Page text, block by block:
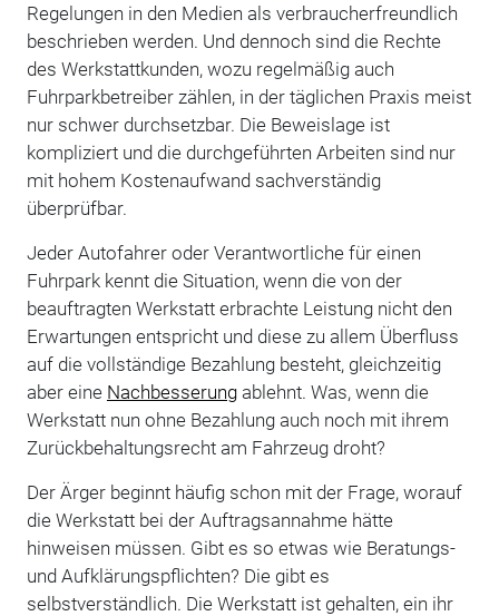
Regelungen in den Medien als verbraucherfreundlich
beschrieben werden. Und dennoch sind die Rechte
des Werkstattkunden, wozu regelmäßig auch
Fuhrparkbetreiber zählen, in der täglichen Praxis meist
nur schwer durchsetzbar. Die Beweislage ist
kompliziert und die durchgeführten Arbeiten sind nur
mit hohem Kostenaufwand sachverständig
überprüfbar.
Jeder Autofahrer oder Verantwortliche für einen
Fuhrpark kennt die Situation, wenn die von der
beauftragten Werkstatt erbrachte Leistung nicht den
Erwartungen entspricht und diese zu allem Überfluss
auf die vollständige Bezahlung besteht, gleichzeitig
aber eine Nachbesserungablehnt. Was, wenn die
Werkstatt nun ohne Bezahlung auch noch mit ihrem
Zurückbehaltungsrecht am Fahrzeug droht?
Der Ärger beginnt häufig schon mit der Frage, worauf
die Werkstatt bei der Auftragsannahme hätte
hinweisen müssen. Gibt es so etwas wie Beratungs-
und Aufklärungspflichten? Die gibt es
selbstverständlich. Die Werkstatt ist gehalten, ein ihr